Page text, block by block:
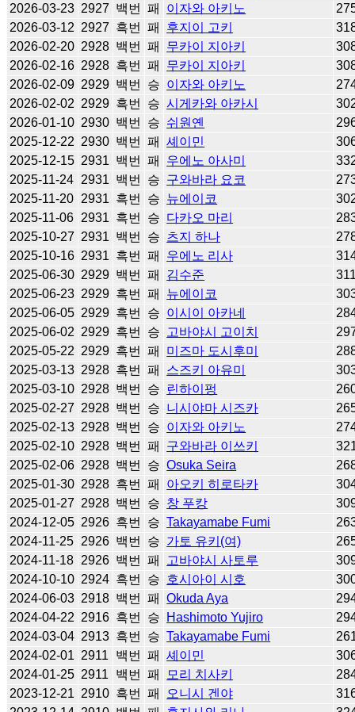
2026-03-23 2927 백번 패 이자와 아키노
2026-03-12 2927 흑번 패 후지이 고키
2026-02-20 2928 백번 패 무카이 지아키
2026-02-16 2928 흑번 패 무카이 지아키
2026-02-09 2929 백번 승 이자와 아키노
2026-02-02 2929 흑번 승 시게카와 아카시
2026-01-10 2930 백번 승 쉬원옌
2025-12-22 2930 백번 패 셰이민
2025-12-15 2931 백번 패 우에노 아사미
2025-11-24 2931 백번 승 구와바라 요코
2025-11-20 2931 흑번 승 뉴에이코
2025-11-06 2931 흑번 승 다카오 마리
2025-10-27 2931 백번 승 츠지 하나
2025-10-16 2931 흑번 패 우에노 리사
2025-06-30 2929 백번 패 김수준
2025-06-23 2929 흑번 패 뉴에이코
2025-06-05 2929 흑번 승 이시이 아카네
2025-06-02 2929 흑번 승 고바야시 고이치
2025-05-22 2929 흑번 패 미즈마 도시후미
2025-03-13 2928 흑번 패 스즈키 아유미
2025-03-10 2928 백번 승 린하이펑
2025-02-27 2928 백번 승 니시야마 시즈카
2025-02-13 2928 백번 승 이자와 아키노
2025-02-10 2928 백번 패 구와바라 이쓰키
2025-02-06 2928 백번 승 Osuka Seira
2025-01-30 2928 흑번 패 아오키 히로타카
2025-01-27 2928 백번 승 창 푸캉
2024-12-05 2926 흑번 승 Takayamabe Fumi
2024-11-25 2926 백번 승 가토 유키(여)
2024-11-18 2926 백번 패 고바야시 사토루
2024-10-10 2924 흑번 승 호시아이 시호
2024-06-03 2918 백번 패 Okuda Aya
2024-04-22 2916 흑번 승 Hashimoto Yujiro
2024-03-04 2913 흑번 승 Takayamabe Fumi
2024-02-01 2911 백번 패 셰이민
2024-01-25 2911 백번 패 모리 치사키
2023-12-21 2910 흑번 패 오니시 겐야